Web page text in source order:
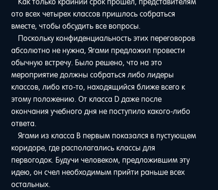
ото всех четырех классов пришлось собраться
вместе, чтобы обсудить все вопросы.
Поскольку конфиденциальность этих переговоров
абсолютно не нужна, Ягами предложил провести
обычную встречу. Было решено, что на это
мероприятие должны собраться либо лидеры
классов, либо кто-то, находящийся ближе всего к
этому положению. От класса D даже после
окончания учебного дня не поступило какого-либо
ответа.
Ягами из класса B первым показался в пустующем
коридоре, где располагались классы для
первогодок. Будучи человеком, предложившим эту
идею, он счел необходимым прийти раньше всех
остальных.